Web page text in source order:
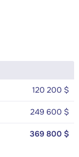
120 200 $
249 600 $
369 800 $